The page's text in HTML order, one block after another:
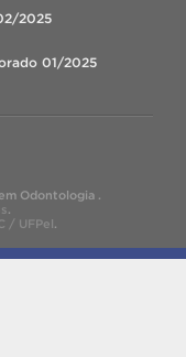
2025
01/2025
Odontologia .
.
/ UFPel.